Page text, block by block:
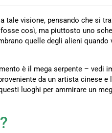
tale visione, pensando che si
così, ma piuttosto uno
quelle degli alieni quando
è il mega serpente – vedi
da un artista cinese
luoghi per ammirare un